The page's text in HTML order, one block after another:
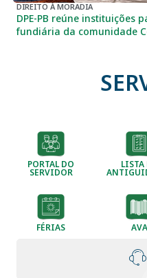
DIREITO À MORADIA
DPE-PB reúne instituições
fundiária da comunidade
PORTAL DO
SERVIDOR
FÉRIAS
LISTA
AVA